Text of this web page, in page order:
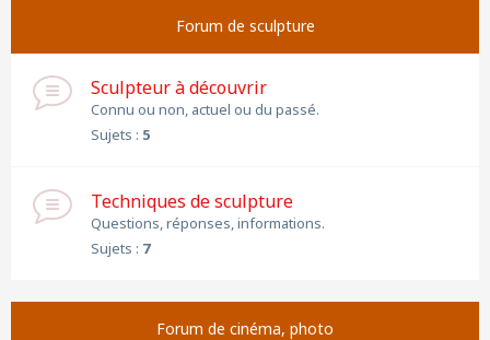
Forum de sculpture
Sculpteur à découvrir
Connu ou non, actuel ou du passé.
Sujets : 5
Techniques de sculpture
Questions, réponses, informations.
Sujets : 7
Forum de cinéma, photo